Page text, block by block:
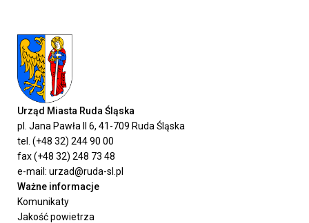
Urząd Miasta Ruda Śląska
pl. Jana Pawła II 6, 41-709 Ruda Śląska
tel. (+48 32) 244 90 00
fax (+48 32) 248 73 48
e-mail: urzad@ruda-sl.pl
Ważne informacje
Komunikaty
Jakość powietrza